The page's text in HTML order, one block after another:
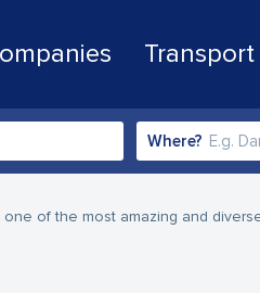
Transport
Where?
one of the most amazing and